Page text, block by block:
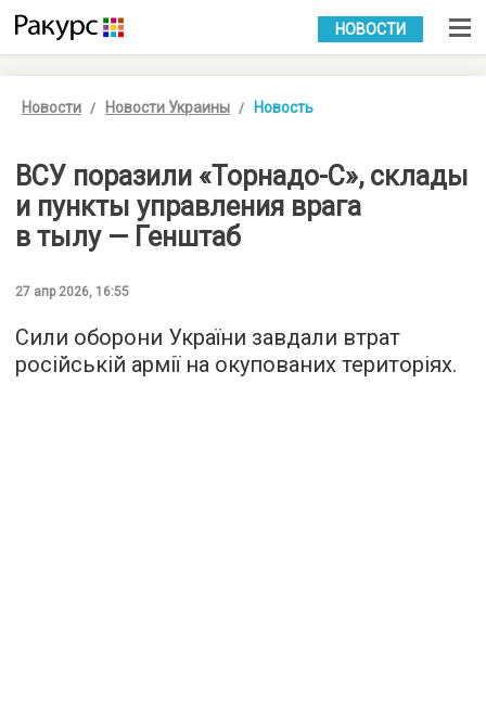
УКР РУС
НОВОСТИ
Новости Новости Украины Новость
ВСУ поразили «Торнадо-С», склады
и пункты управления врага
в тылу — Генштаб
27 апр 2026, 16:55
Сили оборони України завдали втрат
російській армії на окупованих територіях.